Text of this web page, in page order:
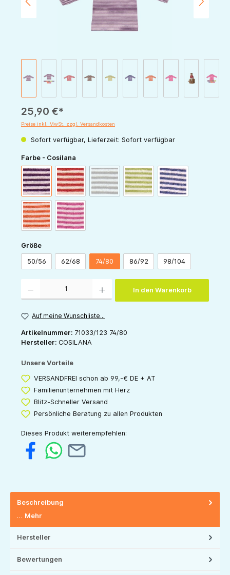
25,90 €*
Preise inkl. MwSt. zzgl. Versandkosten
Sofort verfügbar, Lieferzeit: Sofort verfügbar
Farbe - Cosilana
pflaume-naturrot-natur schoko-natur
(Diese Option ist zurzeit nicht verfügbar.)
grün-naturmarine-natur
orange-naturpink-natur
Größeauswählen
50/56 62/68 74/80 86/92 98/104
In den Warenkorb
Auf meine Wunschliste...
Artikelnummer: 71033/123 74/80
Hersteller: COSILANA
Unsere Vorteile
VERSANDFREI schon ab 99,-€ DE + AT
Familienunternehmen mit Herz
Blitz-Schneller Versand
Persönliche Beratung zu allen Produkten
Dieses Produkt weiterempfehlen:
Beschreibung
… Mehr
Hersteller
Bewertungen